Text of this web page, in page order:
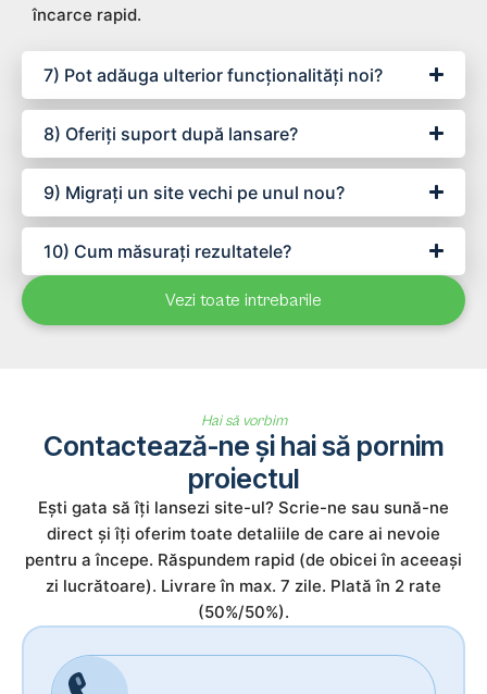
încarce rapid.
7) Pot adăuga ulterior funcționalități noi?
8) Oferiți suport după lansare?
9) Migrați un site vechi pe unul nou?
10) Cum măsurați rezultatele?
Vezi toate intrebarile
Hai să vorbim
Contactează-ne și hai să pornim
proiectul
Ești gata să îți lansezi site-ul? Scrie-ne sau sună-ne
direct și îți oferim toate detaliile de care ai nevoie
pentru a începe. Răspundem rapid (de obicei în aceeași
zi lucrătoare). Livrare în max. 7 zile. Plată în 2 rate
(50%/50%).